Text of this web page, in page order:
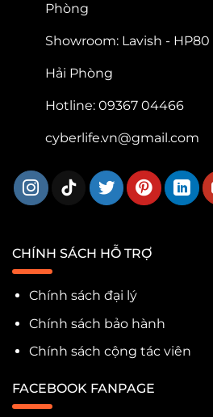
Phòng
Showroom: Lavish -
Hải Phòng
Hotline: 09367 04466
cyberlife.vn@gmail.com
CHÍNH SÁCH HỖ TRỢ
Chính sách đại lý
Chính sách bảo hành
Chính sách cộng tác viên
FACEBOOK FANPAGE